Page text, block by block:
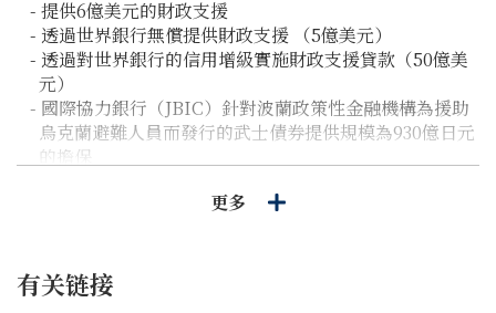
- 提供6億美元的財政支援
- 透過世界銀行無償提供財政支援 （5億美元）
- 透過對世界銀行的信用增級實施財政支援貸款（50億美
元）
- 國際協力銀行（JBIC）針對波蘭政策性金融機構為援助
烏克蘭避難人員而發行的武士債券提供規模為930億日元
的擔保
援（約257萬美元）。對烏克蘭國家警察提供 反光材料
- 提供約1500台發電機（包括透過上述國際組織提供的發
電機），其中包括「為烏克蘭民眾贈送發電機的越冬支
更多
有关链接